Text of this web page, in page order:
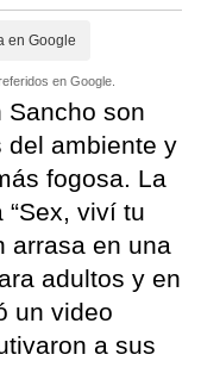
en Google
en Google.
Sancho son
del ambiente y
fogosa. La
viví tu
arrasa en una
adultos y en
un video
a sus